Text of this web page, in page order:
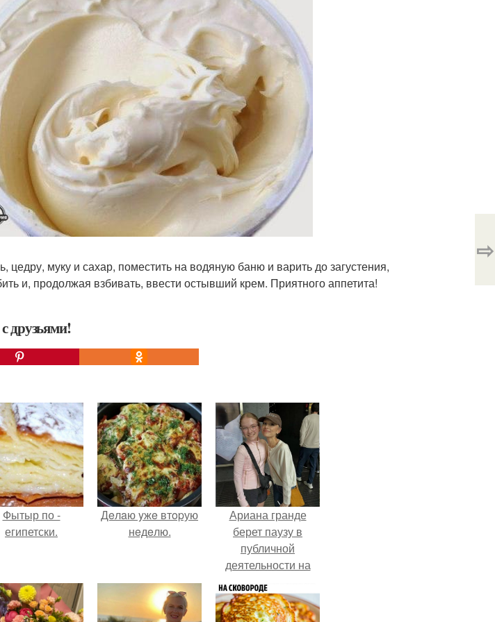
цедру, муку и сахар, поместить на водяную баню и варить до загустения,
и, продолжая взбивать, ввести остывший крем. Приятного аппетита!
друзьями!
⇨
Фытыр по -
египетски.
Дeлaю yжe втopую
нeдeлю.
Ариана гранде
берет паузу в
публичной
деятельности на
фоне слухов о
своем здоровье.